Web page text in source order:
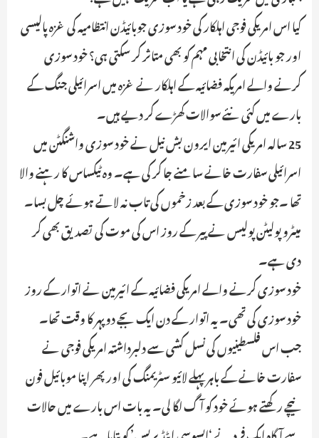
کیا اس امریکی فوجی اہلکار کی خود سوزی جوبائیڈن انتظامیہ کی غزہ پالیسی
اور جو بائیڈن کی انتخابی مہم کو بھی متاثر کر سکتی ہی؟ خود سوزی
کرنے والے امریکہ فضائیہ کے اہلکار نے غزہ میں اسرائیلی جنگ کے
بارے میں کئی نئے سوالات کھڑے کر دیے ہیں۔
25 سالہ امریکی ائیرمین ایرون بش نیل نے خود سوزی واشنگٹن میں
اسرائیلی سفارت خانے سامنے جا کر کی ہے۔ وہ ٹیکساس کا رہنے والا
تھا ۔جو خود سوزی کے بعد زخموں کی تاب نہ لاتے ہوئے چل بسا۔
میٹرو پولیٹن پولیس نے پیر کے روز اس کی موت کی تصدیق بھی کر
دی ہے۔
خود سوزی کرنے والے امریکی فضائیہ کے ائیرمین نے اتوار کے روز
خود سوزی کی تھی۔ یہ اتوار کے دن ایک بجے دوپہر کا وقت تھا۔
جب اس فلسطینیوں کی نسل کشی سے دلبرداشتہ امریکی فوجی نے
سفارت خانے کے باہر پہلے لائیو سٹریمنگ کی اور پھر اپنا موبائیل فون
نیچے رکھتے ہوئے خود کو آگ لگا لی۔ یہ بات اس بارے میں حالات